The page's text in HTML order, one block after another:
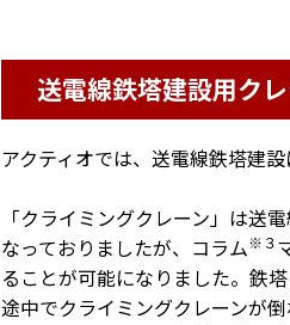
送電線鉄塔建設用ク
アクティオでは、送電線鉄塔建
「クライミングクレーン」は送
なっておりましたが、コラム※３
ることが可能になりました。鉄
途中でクライミングクレーンが